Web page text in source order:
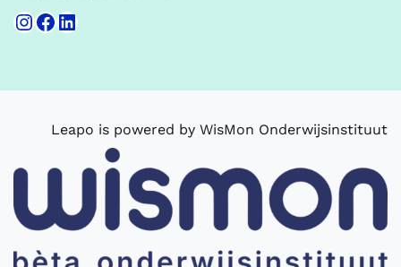
Instagram
Facebook
LinkedIn
Leapo is powered by WisMon Onderwijsinstituut